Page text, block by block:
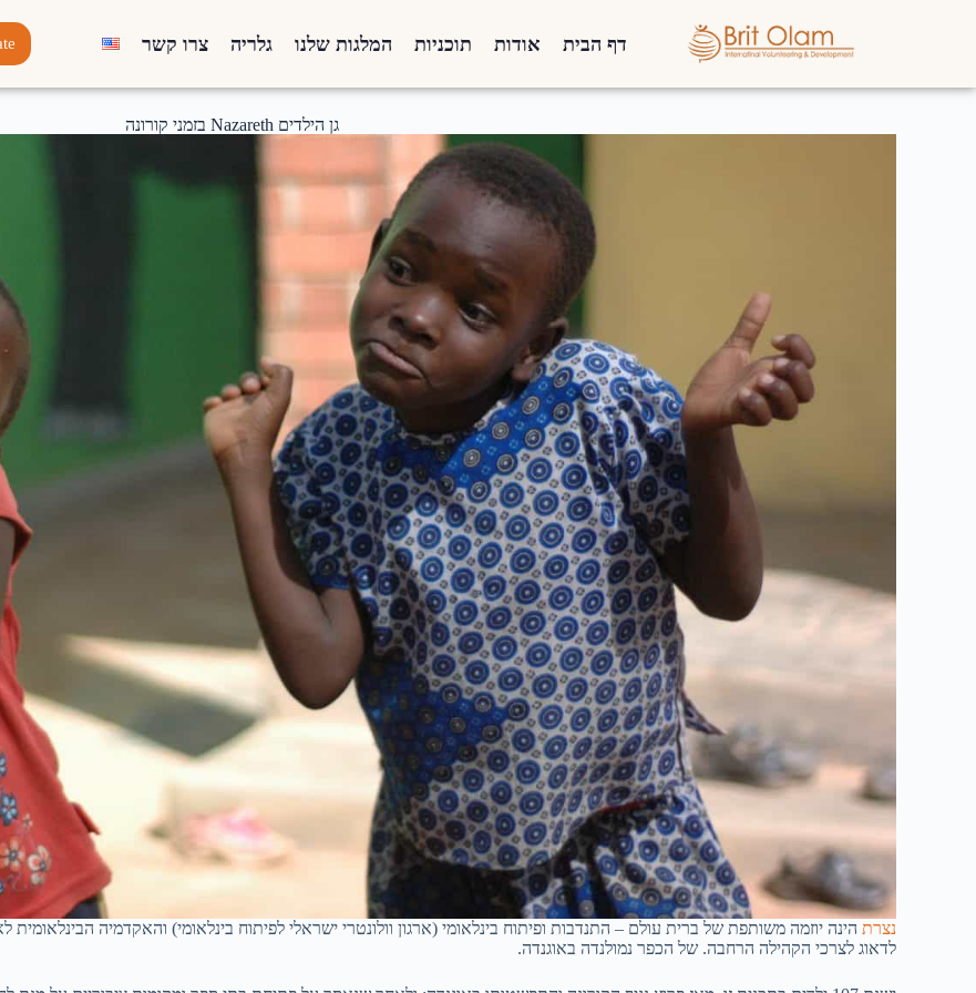
דף הבית אודות תוכניות המלגות שלנו גלריה צרו קשר
גן הילדים Nazareth בזמני קורונה
נצרת הינה יוזמה משותפת של ברית עולם – התנדבות ופיתוח בינלאומי (ארגון וולונטרי ישראלי לפיתוח בינלאומי) והאקדמיה הבינלאומית
לדאוג לצרכי הקהילה הרחבה. של הכפר נמולנדה באוגנדה.